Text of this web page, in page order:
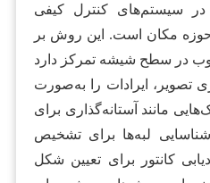
در سیستم‌های کنترل کیفی
مکان است. این روش بر
در سطح شیشه تمرکز دارد
تصویر، ایرادات را به‌صورت
مانند آستانه‌گذاری برای
لبه‌ها برای تشخیص
کانتور برای تعیین شکل